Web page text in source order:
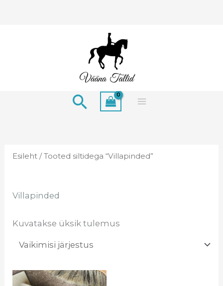
Search
Esileht / Tooted siltidega “Villapinded”
Villapinded
Kuvatakse üksik tulemus